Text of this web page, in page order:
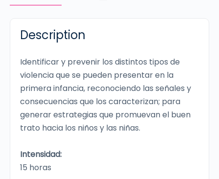
Description
Identificar y prevenir los distintos tipos de
violencia que se pueden presentar en la
primera infancia, reconociendo las señales y
consecuencias que los caracterizan; para
generar estrategias que promuevan el buen
trato hacia los niños y las niñas.
Intensidad:
15 horas